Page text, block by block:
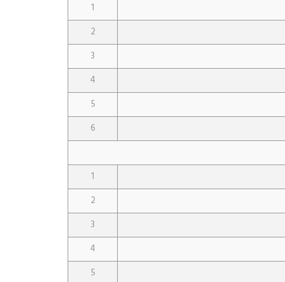
1
2
3
4
5
6
1
2
3
4
5